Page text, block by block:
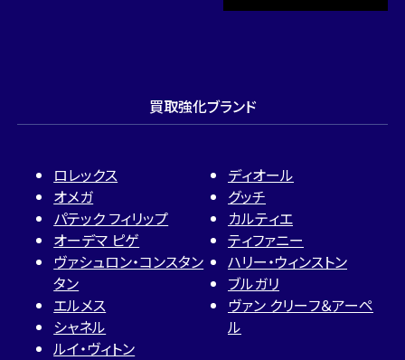
買取強化ブランド
ロレックス
オメガ
パテック フィリップ
オーデマ ピゲ
ヴァシュロン・コンスタン
タン
エルメス
シャネル
ルイ・ヴィトン
ディオール
グッチ
カルティエ
ティファニー
ハリー・ウィンストン
ブルガリ
ヴァン クリーフ＆アーペ
ル